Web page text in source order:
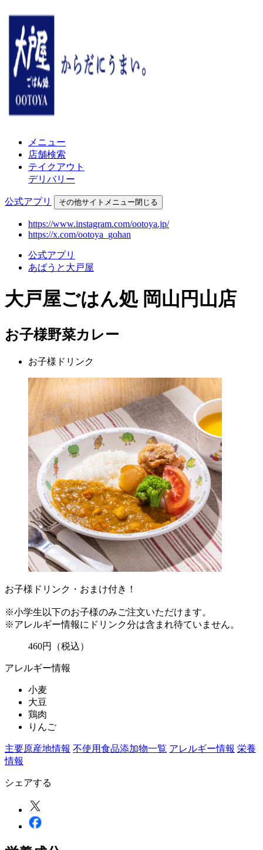
メニュー
店舗検索
テイクアウト
デリバリー
公式アプリ その他サイトメニュー閉じる
https://www.instagram.com/ootoya.jp/
https://x.com/ootoya_gohan
公式アプリ
あばうと大戸屋
大戸屋ごはん処 岡山円山店
お子様野菜カレー
お子様ドリンク
お子様ドリンク・おまけ付き！
※小学生以下のお子様のみご注文いただけます。
※アレルギー情報にドリンク分は含まれ待ていません。
460円 （税込）
アレルギー情報
小麦
大豆
鶏肉
りんご
主要原産地情報 不使用食品添加物一覧 アレルギー情報 栄養
情報
シェアする